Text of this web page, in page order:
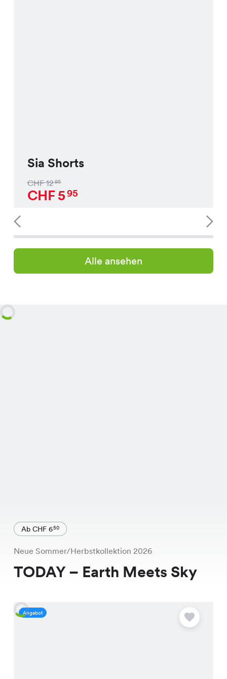
Sia Shorts
CHF1295
CHF595
Alle ansehen
Ab CHF 650
Neue Sommer/Herbstkollektion 2026
TODAY – Earth Meets Sky
Angebot